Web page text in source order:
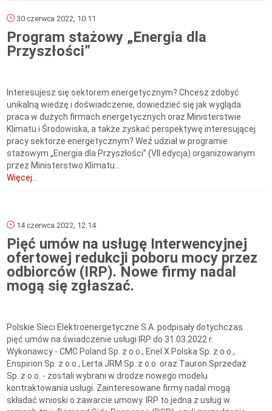
30 czerwca 2022, 10:11
Program stażowy „Energia dla
Przyszłości”
Interesujesz się sektorem energetycznym? Chcesz zdobyć
unikalną wiedzę i doświadczenie, dowiedzieć się jak wygląda
praca w dużych firmach energetycznych oraz Ministerstwie
Klimatu i Środowiska, a także zyskać perspektywę interesującej
pracy sektorze energetycznym? Weź udział w programie
stażowym „Energia dla Przyszłości” (VII edycja) organizowanym
przez Ministerstwo Klimatu...
Więcej...
14 czerwca 2022, 12:14
Pięć umów na usługę Interwencyjnej
ofertowej redukcji poboru mocy przez
odbiorców (IRP). Nowe firmy nadal
mogą się zgłaszać.
Polskie Sieci Elektroenergetyczne S.A. podpisały dotychczas
pięć umów na świadczenie usługi IRP do 31.03.2022 r.
Wykonawcy - CMC Poland Sp. z o.o., Enel X Polska Sp. z o.o.,
Enspirion Sp. z o.o., Lerta JRM Sp. z o.o. oraz Tauron Sprzedaż
Sp. z o.o. - zostali wybrani w drodze nowego modelu
kontraktowania usługi. Zainteresowane firmy nadal mogą
składać wnioski o zawarcie umowy. IRP to jedna z usług w